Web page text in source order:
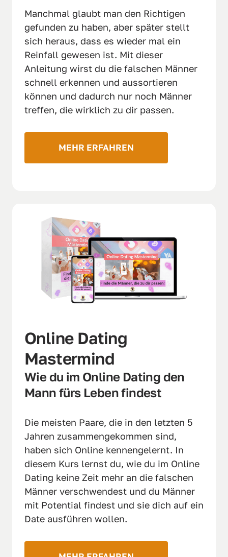
Manchmal glaubt man den Richtigen
gefunden zu haben, aber später stellt
sich heraus, dass es wieder mal ein
Reinfall gewesen ist. Mit dieser
Anleitung wirst du die falschen Männer
schnell erkennen und aussortieren
können und dadurch nur noch Männer
treffen, die wirklich zu dir passen.
MEHR ERFAHREN
Online Dating
Mastermind
Wie du im Online Dating den
Mann fürs Leben findest
Die meisten Paare, die in den letzten 5
Jahren zusammengekommen sind,
haben sich Online kennengelernt. In
diesem Kurs lernst du, wie du im Online
Dating keine Zeit mehr an die falschen
Männer verschwendest und du Männer
mit Potential findest und sie dich auf ein
Date ausführen wollen.